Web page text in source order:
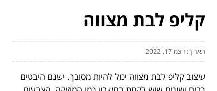
קליפ לבת מצווה
תאריך: דצמ 17, 2022
עיצוב קליפ לבת מצווה יכול להיות מסובך. ישנם היבטים